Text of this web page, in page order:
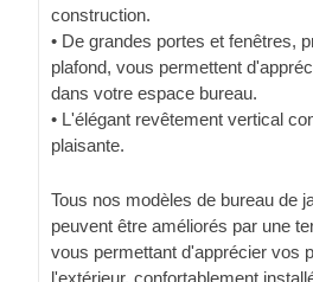
construction.
• De grandes portes et fenêtres,
plafond, vous permettent
dans votre espace bureau.
• L'élégant revêtement vertical
plaisante.
Tous nos modèles de bureau de
peuvent être améliorés par une
vous permettant d'apprécier vos
l'extérieur, confortablement